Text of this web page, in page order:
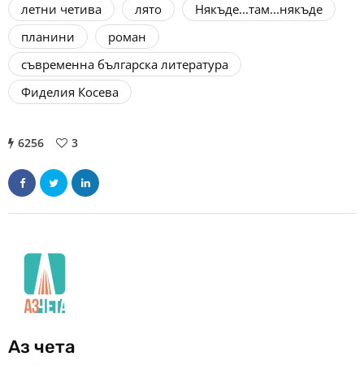
летни четива
лято
Някъде...там...някъде
планини
роман
съвременна българска литература
Фиделия Косева
6256 3
Аз чета